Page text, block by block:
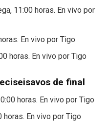
11:00 horas. En vivo por
En vivo por Tigo
horas. En vivo por Tigo
de final
horas. En vivo por Tigo
horas. En vivo por Tigo